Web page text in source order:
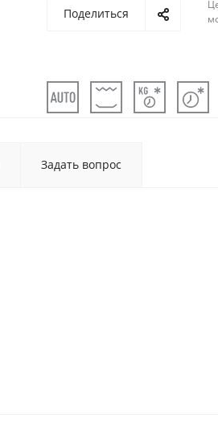
Поделиться
Задать вопрос